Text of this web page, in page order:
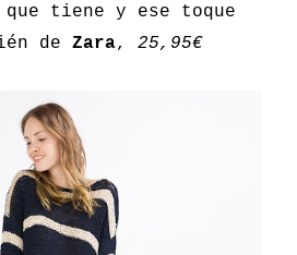
que tiene y ese toque
de Zara, 25,95€